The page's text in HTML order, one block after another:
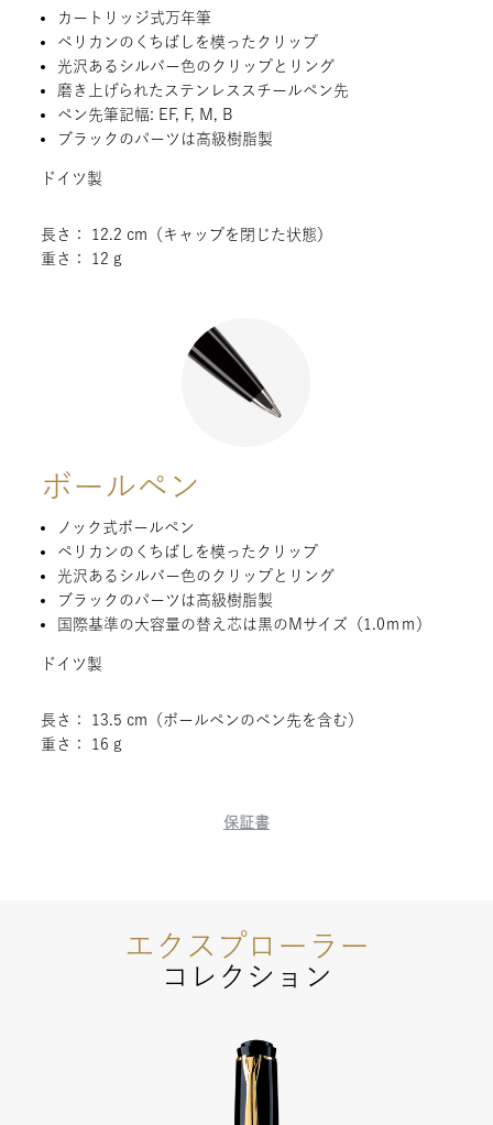
カートリッジ式万年筆
ペリカンのくちばしを模ったクリップ
光沢あるシルバー色のクリップとリング
磨き上げられたステンレススチールペン先
ペン先筆記幅: EF, F, M, B
ブラックのパーツは高級樹脂製
ドイツ製
長さ： 12.2 cm（キャップを閉じた状態）
重さ： 12 g
ボールペン
ノック式ボールペン
ペリカンのくちばしを模ったクリップ
光沢あるシルバー色のクリップとリング
ブラックのパーツは高級樹脂製
国際基準の大容量の替え芯は黒のMサイズ（1.0ｍｍ）
ドイツ製
長さ： 13.5 cm（ボールペンのペン先を含む）
重さ： 16 g
保証書
エクスプローラー
コレクション